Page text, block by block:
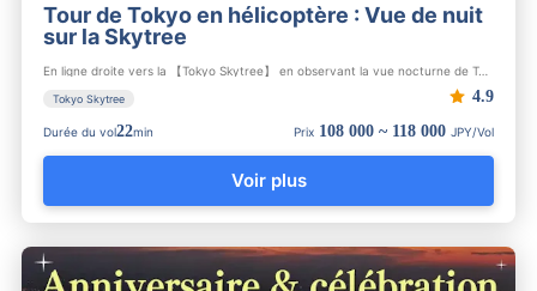
Tour de Tokyo en hélicoptère : Vue de nuit
sur la Skytree
En ligne droite vers la 【Tokyo Skytree】 en observant la vue nocturne de Tokyo depuis un hélicoptère. Après un...
Tokyo Skytree 4.9
Durée du vol22min Prix 108 000 ~ 118 000 JPY/Vol
Voir plus